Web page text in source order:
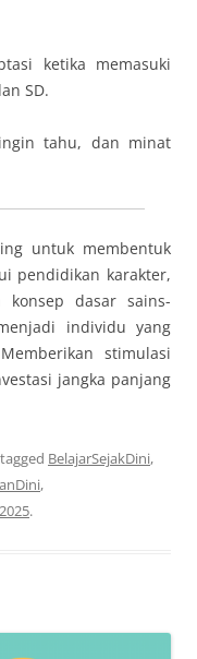
ketika memasuki
SD.
tahu, dan minat
untuk membentuk
pendidikan karakter,
dasar sains-
individu yang
stimulasi
jangka panjang
BelajarSejakDini,
,
.